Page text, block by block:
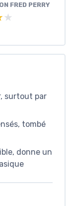
FRED PERRY
surtout par
tombé
donne un